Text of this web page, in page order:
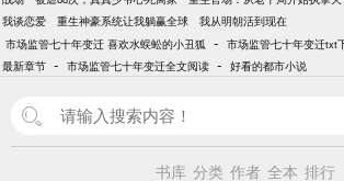
我谈恋爱
重生神豪系统让我躺赢全球
我从明朝活到现在
市场监管七十年变迁 喜欢水蜈蚣的小丑狐 - 市场监管七十年变迁txt
最新章节 - 市场监管七十年变迁全文阅读 - 好看的都市小说
书库 分类 作者 全本 排行